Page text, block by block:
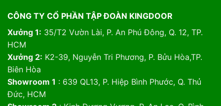
CÔNG TY CỔ PHẦN TẬP ĐOÀN KINGDOOR
Xưởng 1: 35/T2 Vườn Lài, P. An Phú Đông, Q. 12, TP.
HCM
Xưởng 2: K2-39, Nguyễn Tri Phương, P. Bửu Hòa,TP.
Biên Hòa
Showroom 1 : 639 QL13, P. Hiệp Bình Phước, Q. Thủ
Đức, HCM